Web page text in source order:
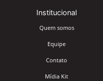
Institucional
Quem somos
Equipe
Contato
Mídia Kit